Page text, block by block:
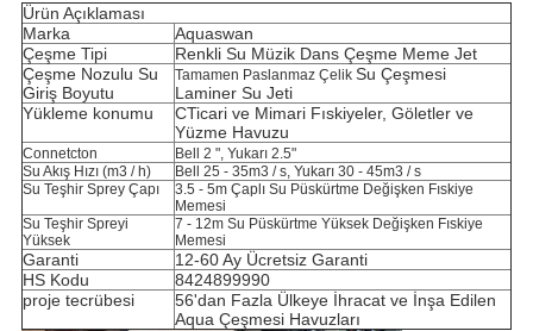
Ürün Açıklaması
Marka
Aquaswan
Çeşme Tipi
Renkli Su Müzik Dans Çeşme Meme Jet
Çeşme Nozulu Su
Giriş Boyutu
Tamamen Paslanmaz Çelik Su Çeşmesi
Laminer Su Jeti
Yükleme konumu
CTicari ve Mimari Fıskiyeler, Göletler ve
Yüzme Havuzu
Connetcton
Bell 2 ", Yukarı 2.5"
Su Akış Hızı (m3 / h)
Bell 25 - 35m3 / s, Yukarı 30 - 45m3 / s
Su Teşhir Sprey Çapı
3.5 - 5m Çaplı Su Püskürtme Değişken Fıskiye
Memesi
Su Teşhir Spreyi
Yüksek
7 - 12m Su Püskürtme Yüksek Değişken Fıskiye
Memesi
Garanti
12-60 Ay Ücretsiz Garanti
HS Kodu
8424899990
proje tecrübesi
56'dan Fazla Ülkeye İhracat ve İnşa Edilen
Aqua Çeşmesi Havuzları